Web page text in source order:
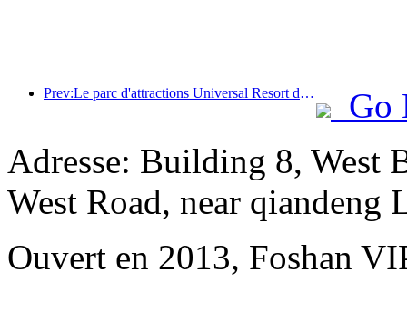
Prev:Le parc d'attractions Universal Resort de Pékin lancera son événement du Nouvel An chinois le 23 janvier, qui durera 40 jours.
Go
Adresse: Building 8, West
West Road, near qiandeng
Ouvert en 2013, Foshan